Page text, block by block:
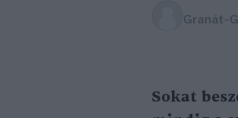
Granát-
Sokat